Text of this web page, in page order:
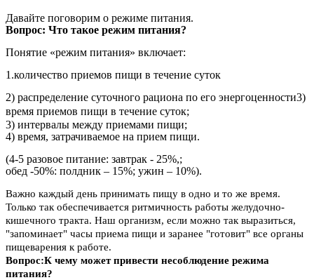
Давайте поговорим о режиме питания.
Вопрос: Что такое режим питания?
Понятие «режим питания» включает:
1.количество приемов пищи в течение суток
2) распределение суточного рациона по его энергоценности3)
время приемов пищи в течение суток;
3) интервалы между приемами пищи;
4) время, затрачиваемое на прием пищи.
(4-5 разовое питание: завтрак - 25%,;
обед -50%: полдник – 15%; ужин – 10%).
Важно каждый день принимать пищу в одно и то же время.
Только так обеспечивается ритмичность работы желудочно-
кишечного тракта. Наш организм, если можно так выразиться,
"запоминает" часы приема пищи и заранее "готовит" все органы
пищеварения к работе.
Вопрос:К чему может привести несоблюдение режима
питания?